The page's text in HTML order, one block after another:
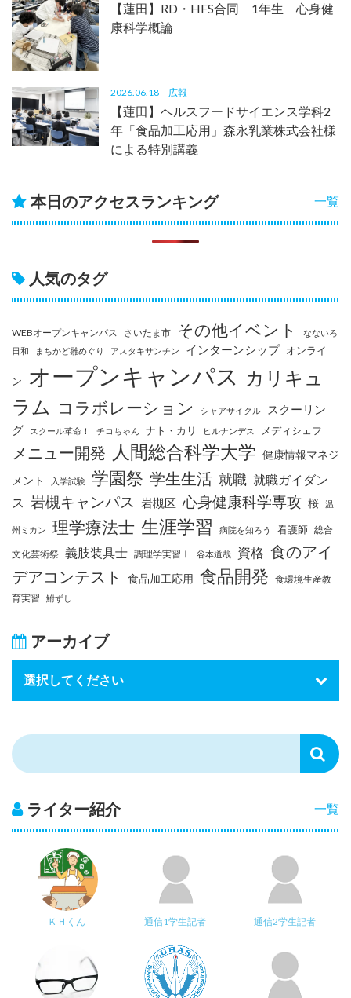
【蓮田】RD・HFS合同 1年生 心身健
康科学概論
2026.06.18 広報
【蓮田】ヘルスフードサイエンス学科2
年「食品加工応用」森永乳業株式会社様
による特別講義
一覧
本日のアクセスランキング
人気のタグ
WEBオープンキャンパス さいたま市 その他イベント
なないろ
日和
まちかど雛めぐり アスタキサンチン インターンシップ オンライ
ン オープンキャンパス カリキュ
ラム コラボレーション シャアサイクル
スクーリン
グ
スクール革命！ チコちゃん ナト・カリ ヒルナンデス メディシェフ
メニュー開発 人間総合科学大学 健康情報マネジ
メント
入学試験 学園祭 学生生活 就職 就職ガイダン
ス 岩槻キャンパス 岩槻区 心身健康科学専攻 桜 温
州ミカン 理学療法士 生涯学習 病院を知ろう 看護師 総合
文化芸術祭 義肢装具士 調理学実習Ⅰ 谷本道哉 資格 食のアイ
デアコンテスト
食品加工応用 食品開発 食環境生産教
育実習
鮒ずし
アーカイブ
一覧
ライター紹介
ＫＨくん 通信1学生記者 通信2学生記者